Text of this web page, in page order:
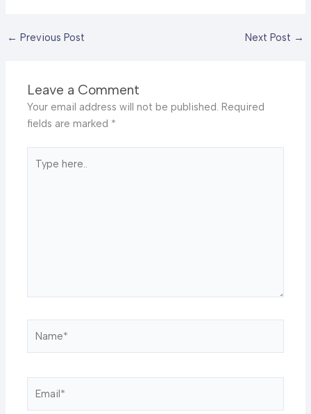
← Previous Post Next Post →
Leave a Comment
Your email address will not be published. Required
fields are marked *
here..